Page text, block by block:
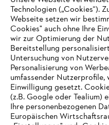
Hinweisgebersystem
Technologien („Cookies“).
Webseite setzen wir
Cookies" auch ohne Ihre
wir zur Optimierung der
Bereitstellung
Untersuchung von
Personalisierung von
umfassender Nutzerprofile,
Einwilligung gesetzt.
(z.B. Google oder Tealium)
Ihre personenbezogenen
Europäischen